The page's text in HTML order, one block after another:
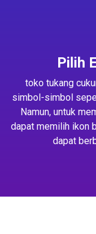
Pilih
toko tukang
simbol-simbol
Namun, untuk
dapat memilih ikon
dapat